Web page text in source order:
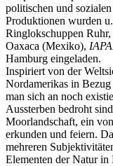
politischen und
Produktionen wurden
Ringlokschuppen Ruhr,
Oaxaca (Mexiko),
Hamburg eingeladen.
Inspiriert von der
Nordamerikas in
man sich an noch
Aussterben bedroht
Moorlandschaft, ein
erkunden und feiern.
mehreren
Elementen der Natur in